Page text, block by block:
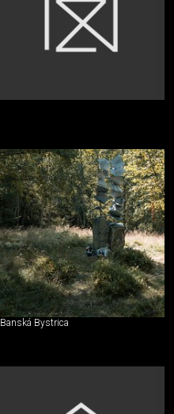
Banská Bystrica